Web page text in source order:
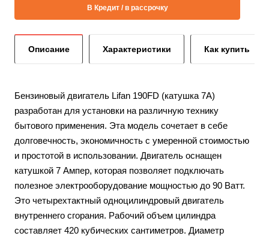
В Кредит / в рассрочку
Описание Характеристики Как купить
Бензиновый двигатель Lifan 190FD (катушка 7А)
разработан для установки на различную технику
бытового применения. Эта модель сочетает в себе
долговечность, экономичность с умеренной стоимостью
и простотой в использовании. Двигатель оснащен
катушкой 7 Ампер, которая позволяет подключать
полезное электрооборудование мощностью до 90 Ватт.
Это четырехтактный одноцилиндровый двигатель
внутреннего сгорания. Рабочий объем цилиндра
составляет 420 кубических сантиметров. Диаметр